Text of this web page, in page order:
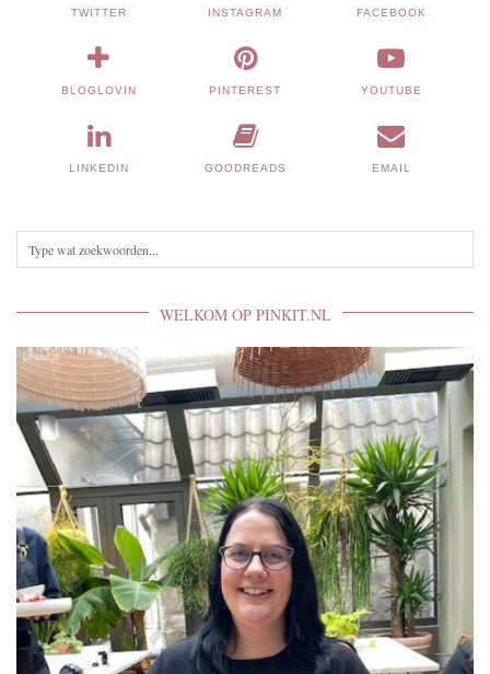
TWITTER INSTAGRAM FACEBOOK
BLOGLOVIN PINTEREST YOUTUBE
LINKEDIN GOODREADS EMAIL
WELKOM OP PINKIT.NL